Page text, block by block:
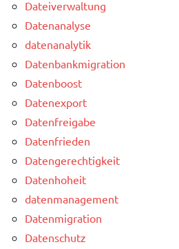
Dateiverwaltung
Datenanalyse
datenanalytik
Datenbankmigration
Datenboost
Datenexport
Datenfreigabe
Datenfrieden
Datengerechtigkeit
Datenhoheit
datenmanagement
Datenmigration
Datenschutz